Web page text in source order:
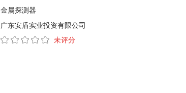
金属探测器
广东安盾实业投资有限公司
未评分